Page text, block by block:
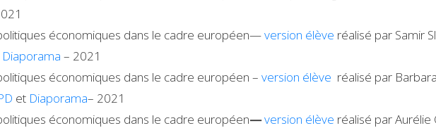
économiques dans le cadre européen—version élève réalisé par Samir
Diaporama – 2021
économiques dans le cadre européen –version élève réalisé par
et Diaporama– 2021
économiques dans le cadre européen—version élève réalisé par Aurélie